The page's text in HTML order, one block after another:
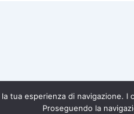
tua esperienza di navigazione.
Proseguendo la